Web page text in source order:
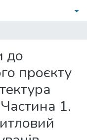
до
проєкту
1.